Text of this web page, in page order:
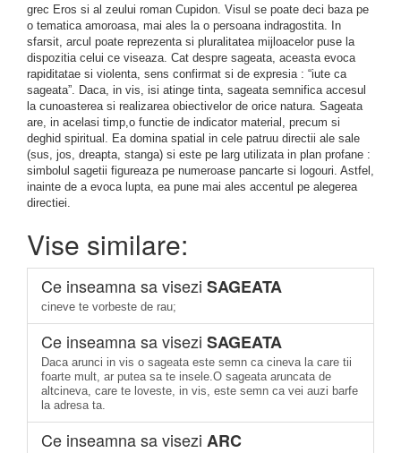
grec Eros si al zeului roman Cupidon. Visul se poate deci baza pe
o tematica amoroasa, mai ales la o persoana indragostita. In
sfarsit, arcul poate reprezenta si pluralitatea mijloacelor puse la
dispozitia celui ce viseaza. Cat despre sageata, aceasta evoca
rapiditatae si violenta, sens confirmat si de expresia : “iute ca
sageata”. Daca, in vis, isi atinge tinta, sageata semnifica accesul
la cunoasterea si realizarea obiectivelor de orice natura. Sageata
are, in acelasi timp,o functie de indicator material, precum si
deghid spiritual. Ea domina spatial in cele patruu directii ale sale
(sus, jos, dreapta, stanga) si este pe larg utilizata in plan profane :
simbolul sagetii figureaza pe numeroase pancarte si logouri. Astfel,
inainte de a evoca lupta, ea pune mai ales accentul pe alegerea
directiei.
Vise similare:
Ce inseamna sa visezi SAGEATA
cineve te vorbeste de rau;
Ce inseamna sa visezi SAGEATA
Daca arunci in vis o sageata este semn ca cineva la care tii
foarte mult, ar putea sa te insele.O sageata aruncata de
altcineva, care te loveste, in vis, este semn ca vei auzi barfe
la adresa ta.
Ce inseamna sa visezi ARC